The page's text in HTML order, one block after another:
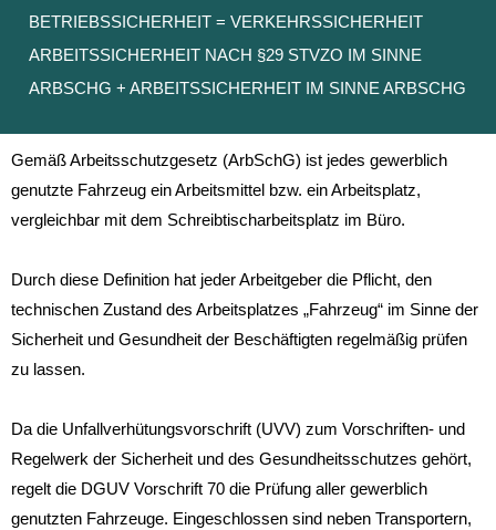
BETRIEBSSICHERHEIT = VERKEHRSSICHERHEIT
ARBEITSSICHERHEIT NACH §29 STVZO IM SINNE
ARBSCHG + ARBEITSSICHERHEIT IM SINNE ARBSCHG
Gemäß Arbeitsschutzgesetz (ArbSchG) ist jedes gewerblich
genutzte Fahrzeug ein Arbeitsmittel bzw. ein Arbeitsplatz,
vergleichbar mit dem Schreibtischarbeitsplatz im Büro.
Durch diese Definition hat jeder Arbeitgeber die Pflicht, den
technischen Zustand des Arbeitsplatzes „Fahrzeug“ im Sinne der
Sicherheit und Gesundheit der Beschäftigten regelmäßig prüfen
zu lassen.
Da die Unfallverhütungsvorschrift (UVV) zum Vorschriften- und
Regelwerk der Sicherheit und des Gesundheitsschutzes gehört,
regelt die DGUV Vorschrift 70 die Prüfung aller gewerblich
genutzten Fahrzeuge. Eingeschlossen sind neben Transportern,